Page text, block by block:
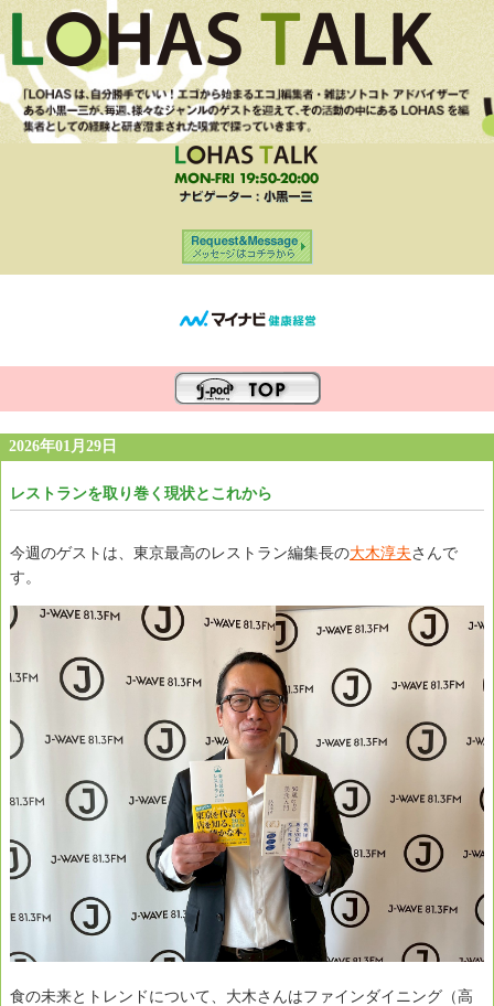
2026年01月29日
レストランを取り巻く現状とこれから
今週のゲストは、東京最高のレストラン編集長の大木淳夫さんで
す。
食の未来とトレンドについて、大木さんはファインダイニング（高